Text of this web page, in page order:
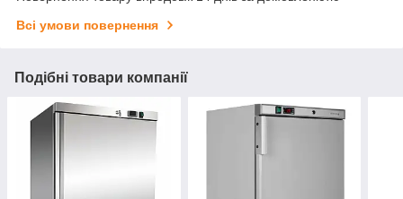
Всі умови повернення
Подібні товари компанії